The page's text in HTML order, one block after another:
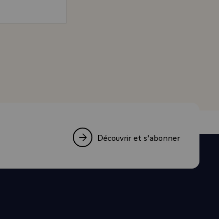
il n'y a
de me
?
à cette
un
Président de la République et candidat à
Découvrir et s'abonner